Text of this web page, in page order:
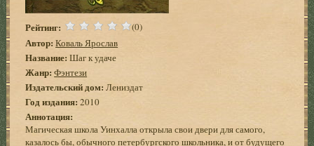
Рейтинг: (0)
Автор: Коваль Ярослав
Название: Шаг к удаче
Жанр: Фэнтези
Издательский дом: Лениздат
Год издания: 2010
Аннотация:
Магическая школа Уинхалла открыла свои двери для самого,
казалось бы, обычного петербургского школьника, и от будущего